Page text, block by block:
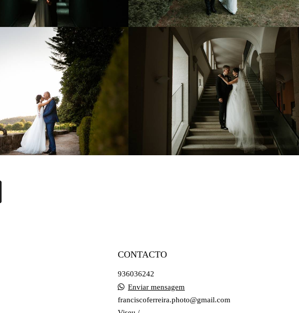
1199 0 1083
CONTACTO
936036242
Enviar mensagem
franciscoferreira.photo@gmail.com